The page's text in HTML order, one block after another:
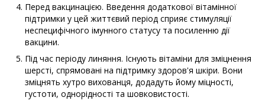
Перед вакцинацією. Введення додаткової вітамінної
підтримки у цей життєвий період сприяє стимуляції
неспецифічного імунного статусу та посиленню дії
вакцини.
Під час періоду линяння. Існують вітаміни для зміцнення
шерсті, спрямовані на підтримку здоров'я шкіри. Вони
зміцнять хутро вихованця, додадуть йому міцності,
густоти, однорідності та шовковистості.